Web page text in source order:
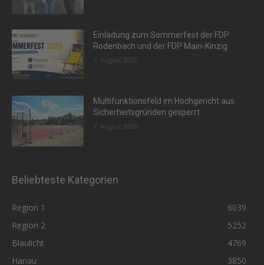
Einladung zum Sommerfest der FDP
Rodenbach und der FDP Main-Kinzig
7. August 2026
Multifunktionsfeld im Hochgericht aus
Sicherheitsgründen gesperrt
7. August 2026
Beliebteste Kategorien
Region 1
6039
Region 2
5252
Blaulicht
4769
Hanau
3850